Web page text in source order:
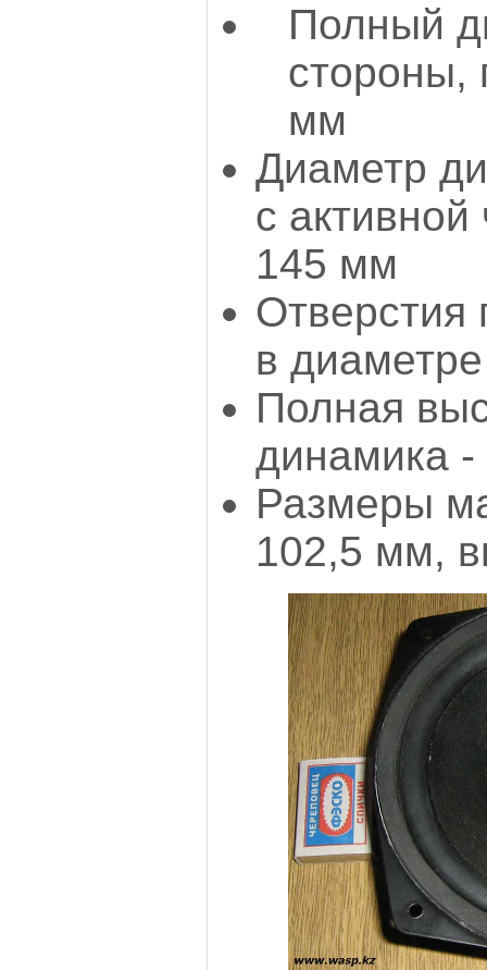
Полный
стороны,
мм
Диаметр
с
145 мм
в
Полная
динамика
Размеры
102,5 мм,